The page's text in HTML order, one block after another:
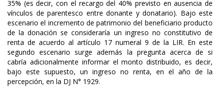
35% (es decir, con el recargo del 40% previsto en ausencia de
vínculos de parentesco entre donante y donatario). Bajo este
escenario el incremento de patrimonio del beneficiario producto
de la donación se consideraría un ingreso no constitutivo de
renta de acuerdo al artículo 17 numeral 9 de la LIR. En este
segundo escenario surge además la pregunta acerca de si
cabría adicionalmente informar el monto distribuido, es decir,
bajo este supuesto, un ingreso no renta, en el año de la
percepción, en la DJ N° 1929.